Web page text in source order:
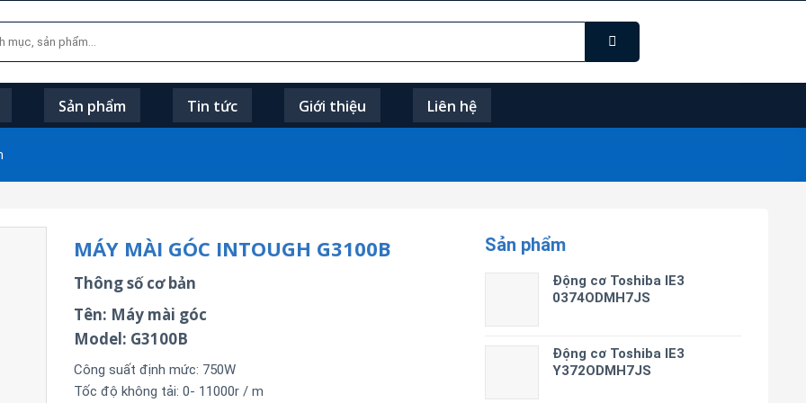
Sản phẩm Tin tức Giới thiệu Liên hệ
Sản phẩm
Động cơ Toshiba IE3
0374ODMH7JS
Động cơ Toshiba IE3
Y372ODMH7JS
MÁY MÀI GÓC INTOUGH G3100B
Thông số cơ bản
Tên: Máy mài góc
Model: G3100B
Công suất định mức: 750W
Tốc độ không tải: 0- 11000r / m